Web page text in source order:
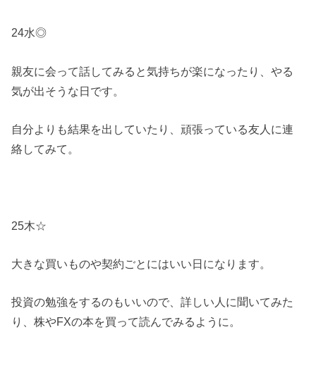
24水◎
親友に会って話してみると気持ちが楽になったり、やる
気が出そうな日です。
自分よりも結果を出していたり、頑張っている友人に連
絡してみて。
25木☆
大きな買いものや契約ごとにはいい日になります。
投資の勉強をするのもいいので、詳しい人に聞いてみた
り、株やFXの本を買って読んでみるように。